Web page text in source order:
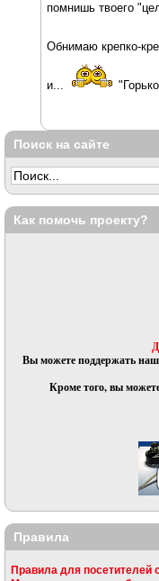
помнишь твоего
Обнимаю крепко-
и...
Поиск на сайте
Как помочь проекту?
Вы можете поддержать
Кроме того, вы
Правила
Правила для посетителей